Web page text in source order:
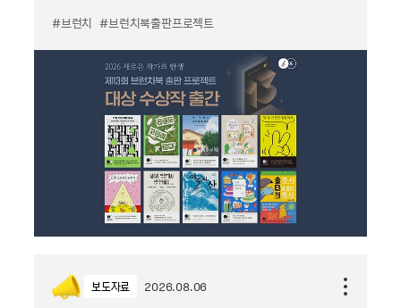
#브런치 #브런치북출판프로젝트
보도자료 2026.08.06